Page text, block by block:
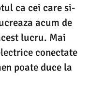
ca cei care si-
acum de
lucru. Mai
conectate
poate duce la